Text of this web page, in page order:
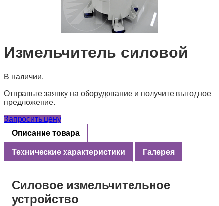
Измельчитель силовой
В наличии.
Отправьте заявку на оборудование и получите выгодное
предложение.
Запросить цену
Описание товара
Технические характеристики Галерея
Силовое измельчительное
устройство